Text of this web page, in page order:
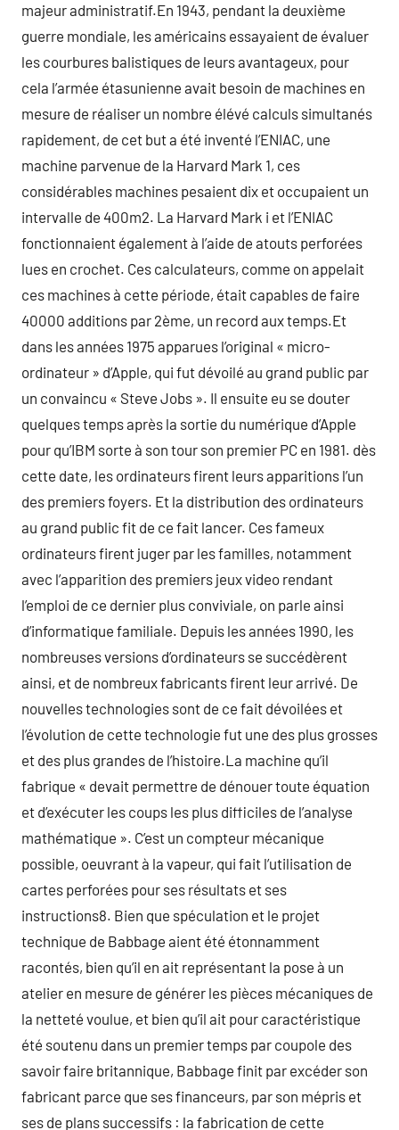
majeur administratif.En 1943, pendant la deuxième
guerre mondiale, les américains essayaient de évaluer
les courbures balistiques de leurs avantageux, pour
cela l’armée étasunienne avait besoin de machines en
mesure de réaliser un nombre élévé calculs simultanés
rapidement, de cet but a été inventé l’ENIAC, une
machine parvenue de la Harvard Mark 1, ces
considérables machines pesaient dix et occupaient un
intervalle de 400m2. La Harvard Mark i et l’ENIAC
fonctionnaient également à l’aide de atouts perforées
lues en crochet. Ces calculateurs, comme on appelait
ces machines à cette période, était capables de faire
40000 additions par 2ème, un record aux temps.Et
dans les années 1975 apparues l’original « micro-
ordinateur » d’Apple, qui fut dévoilé au grand public par
un convaincu « Steve Jobs ». Il ensuite eu se douter
quelques temps après la sortie du numérique d’Apple
pour qu’IBM sorte à son tour son premier PC en 1981. dès
cette date, les ordinateurs firent leurs apparitions l’un
des premiers foyers. Et la distribution des ordinateurs
au grand public fit de ce fait lancer. Ces fameux
ordinateurs firent juger par les familles, notamment
avec l’apparition des premiers jeux video rendant
l’emploi de ce dernier plus conviviale, on parle ainsi
d’informatique familiale. Depuis les années 1990, les
nombreuses versions d’ordinateurs se succédèrent
ainsi, et de nombreux fabricants firent leur arrivé. De
nouvelles technologies sont de ce fait dévoilées et
l’évolution de cette technologie fut une des plus grosses
et des plus grandes de l’histoire.La machine qu’il
fabrique « devait permettre de dénouer toute équation
et d’exécuter les coups les plus difficiles de l’analyse
mathématique ». C’est un compteur mécanique
possible, oeuvrant à la vapeur, qui fait l’utilisation de
cartes perforées pour ses résultats et ses
instructions8. Bien que spéculation et le projet
technique de Babbage aient été étonnamment
racontés, bien qu’il en ait représentant la pose à un
atelier en mesure de générer les pièces mécaniques de
la netteté voulue, et bien qu’il ait pour caractéristique
été soutenu dans un premier temps par coupole des
savoir faire britannique, Babbage finit par excéder son
fabricant parce que ses financeurs, par son mépris et
ses de plans successifs : la fabrication de cette